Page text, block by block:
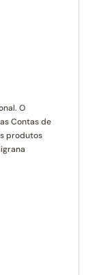
O
Contas de
produtos